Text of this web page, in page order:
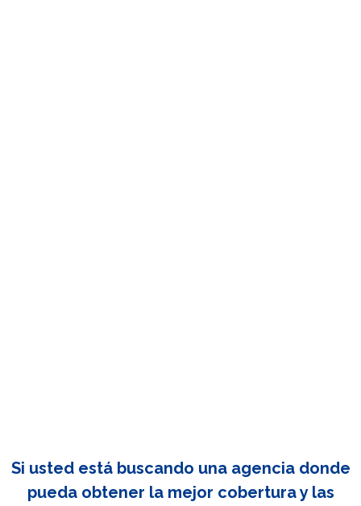
Si usted está buscando una agencia donde
pueda obtener la mejor cobertura y las